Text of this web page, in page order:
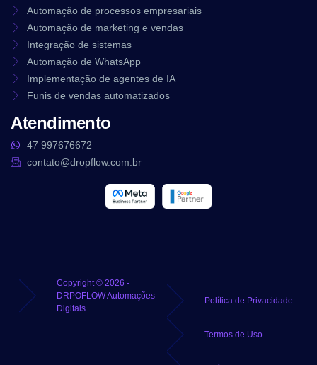
Automação de processos empresariais
Automação de marketing e vendas
Integração de sistemas
Automação de WhatsApp
Implementação de agentes de IA
Funis de vendas automatizados
Atendimento
47 997676672
contato@dropflow.com.br
Copyright © 2026 -
DRPOFLOW Automações
Digitais
Política de Privacidade
Termos de Uso